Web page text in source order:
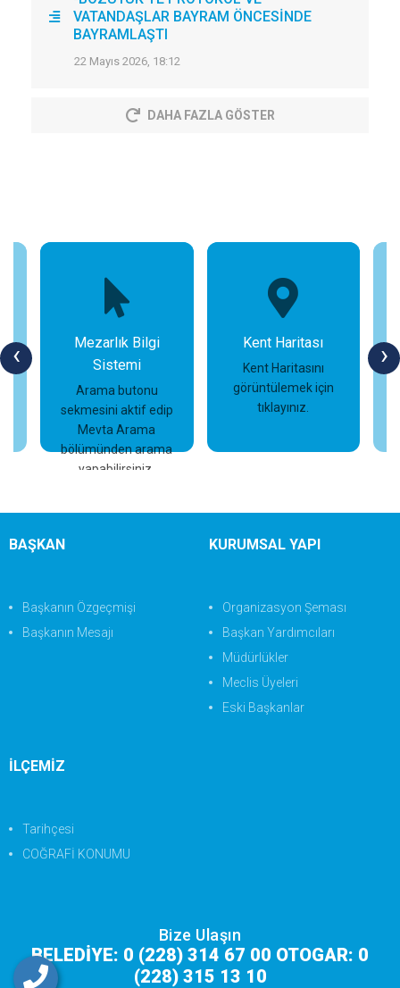
VATANDAŞLAR BAYRAM ÖNCESİNDE
BAYRAMLAŞTI
22 Mayıs 2026, 18:12
DAHA FAZLA GÖSTER
‹ ›
Mezarlık Bilgi
Sistemi
Arama butonu
sekmesini aktif edip
Mevta Arama
bölümünden arama
yapabilirsiniz.
İncele
Kent Haritası
Kent Haritasını
görüntülemek için
tıklayınız.
BAŞKAN
Başkanın Özgeçmişi
Başkanın Mesajı
KURUMSAL YAPI
Organizasyon Şeması
Başkan Yardımcıları
Müdürlükler
Meclis Üyeleri
Eski Başkanlar
İLÇEMİZ
Tarihçesi
COĞRAFİ KONUMU
Bize Ulaşın
BELEDİYE: 0 (228) 314 67 00 OTOGAR: 0
(228) 315 13 10